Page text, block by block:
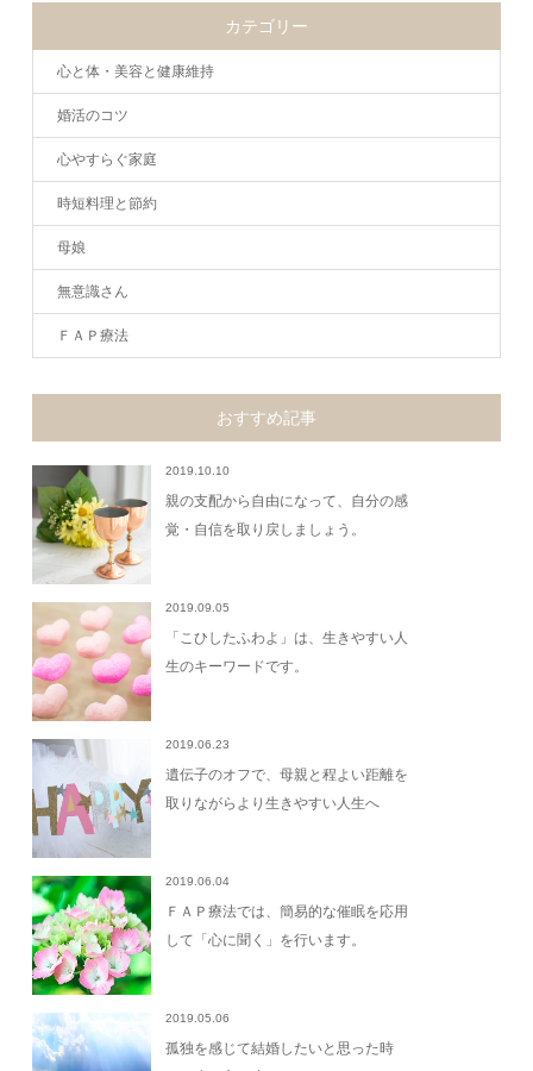
カテゴリー
心と体・美容と健康維持
婚活のコツ
心やすらぐ家庭
時短料理と節約
母娘
無意識さん
ＦＡＰ療法
おすすめ記事
2019.10.10
親の支配から自由になって、自分の感
覚・自信を取り戻しましょう。
2019.09.05
「こひしたふわよ」は、生きやすい人
生のキーワードです。
2019.06.23
遺伝子のオフで、母親と程よい距離を
取りながらより生きやすい人生へ
2019.06.04
ＦＡＰ療法では、簡易的な催眠を応用
して「心に聞く」を行います。
2019.05.06
孤独を感じて結婚したいと思った時